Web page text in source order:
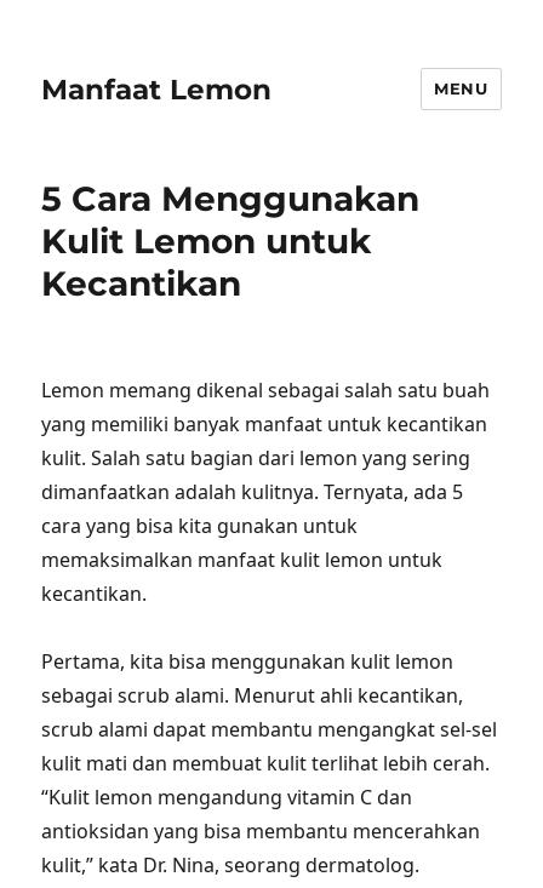
Manfaat Lemon MENU
5 Cara Menggunakan
Kulit Lemon untuk
Kecantikan
Lemon memang dikenal sebagai salah satu buah
yang memiliki banyak manfaat untuk kecantikan
kulit. Salah satu bagian dari lemon yang sering
dimanfaatkan adalah kulitnya. Ternyata, ada 5
cara yang bisa kita gunakan untuk
memaksimalkan manfaat kulit lemon untuk
kecantikan.
Pertama, kita bisa menggunakan kulit lemon
sebagai scrub alami. Menurut ahli kecantikan,
scrub alami dapat membantu mengangkat sel-sel
kulit mati dan membuat kulit terlihat lebih cerah.
“Kulit lemon mengandung vitamin C dan
antioksidan yang bisa membantu mencerahkan
kulit,” kata Dr. Nina, seorang dermatolog.